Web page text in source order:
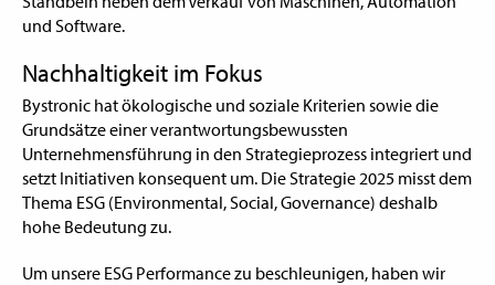
und Software.
Nachhaltigkeit im Fokus
Bystronic hat ökologische und soziale Kriterien sowie die
Grundsätze einer verantwortungsbewussten
Unternehmensführung in den Strategieprozess integriert und
setzt Initiativen konsequent um. Die Strategie 2025 misst dem
Thema ESG (Environmental, Social, Governance) deshalb
hohe Bedeutung zu.
Um unsere ESG Performance zu beschleunigen, haben wir